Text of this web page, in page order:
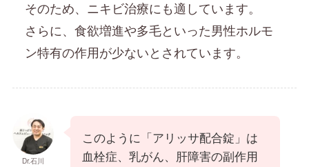
そのため、ニキビ治療にも適しています。
さらに、食欲増進や多毛といった男性ホルモ
ン特有の作用が少ないとされています。
Dr.石川
このように「アリッサ配合錠」は
血栓症、乳がん、肝障害の副作用